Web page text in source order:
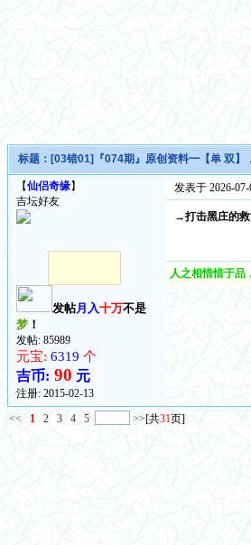
标题： [03错01]『074期』原创资料━【单 双】
【仙侣奇缘】
吉坛好友
发帖月入十万不是
梦！
发帖: 85989
元宝: 6319 个
吉币: 90 元
注册: 2015-02-13
发表于 2026-
→打击黑庄的
人之相惜惜于品
<< 1 2 3 4 5 >>[共31页]